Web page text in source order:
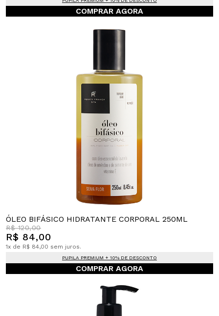
COMPRAR AGORA
ÓLEO BIFÁSICO HIDRATANTE CORPORAL 250ML
R$ 120,00
R$ 84,00
1x de R$ 84,00 sem juros.
PUPILA PREMIUM + 10% DE DESCONTO
COMPRAR AGORA